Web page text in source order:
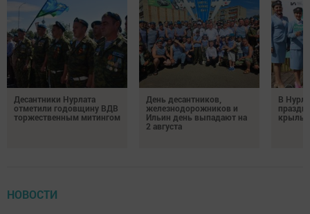
Десантники Нурлата
отметили годовщину ВДВ
торжественным митингом
День десантников,
железнодорожников и
Ильин день выпадают на
2 августа
В
НОВОСТИ